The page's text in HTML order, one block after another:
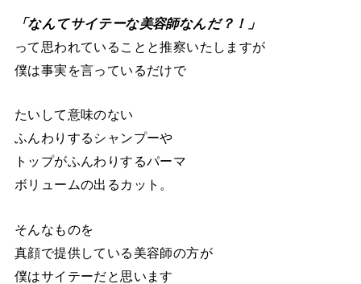
「なんてサイテーな美容師なんだ？！」
って思われていることと推察いたしますが
僕は事実を言っているだけで
たいして意味のない
ふんわりするシャンプーや
トップがふんわりするパーマ
ボリュームの出るカット。
そんなものを
真顔で提供している美容師の方が
僕はサイテーだと思います